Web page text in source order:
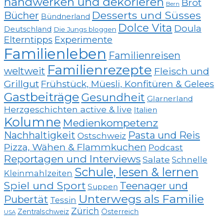
Bern Brot
Bücher Bündnerland Desserts und Süsses
Deutschland Die Jungs bloggen Dolce Vita Doula
Elterntipps Experimente
Familienleben Familienreisen
weltweit Familienrezepte Fleisch und
Grillgut Frühstück, Müesli, Konfitüren & Gelees
Gastbeiträge Gesundheit Glarnerland
Herzgeschichten active & live Italien
Kolumne Medienkompetenz
Nachhaltigkeit Ostschweiz Pasta und Reis
Pizza, Wähen & Flammkuchen Podcast
Reportagen und InterviewsSalate Schnelle
Kleinmahlzeiten Schule, lesen & lernen
Spiel und Sport Suppen Teenager und
Pubertät Tessin Unterwegs als Familie
USA Zentralschweiz Zürich Österreich